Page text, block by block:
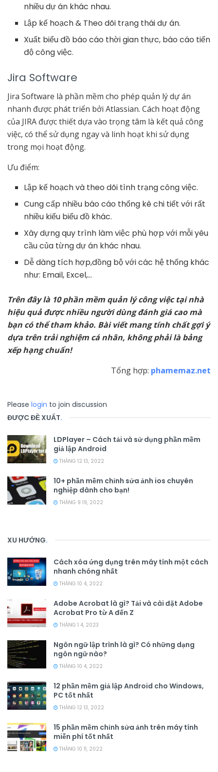
nhiều dự án khác nhau.
Lập kế hoạch & Theo dõi trạng thái dự án.
Xuất biểu đồ báo cáo thời gian thực, báo cáo tiến
độ công việc.
Jira Software
Jira Software là phần mềm cho phép quản lý dự án
nhanh được phát triển bởi Atlassian. Cách hoạt động
của JIRA được thiết dựa vào trọng tâm là kết quả công
việc, có thể sử dụng ngay và linh hoạt khi sử dụng
trong mọi hoạt động.
Ưu điểm:
Lập kế hoạch và theo dõi tình trạng công việc.
Cung cấp nhiều báo cáo thống kê chi tiết với rất
nhiều kiểu biểu đồ khác.
Xây dựng quy trình làm việc phù hợp với mỗi yêu
cầu của từng dự án khác nhau.
Dễ dàng tích hợp,đồng bộ với các hệ thống khác
như: Email, Excel,…
Trên đây là 10 phần mềm quản lý công việc tại nhà
hiệu quả được nhiều người dùng đánh giá cao mà
bạn có thể tham khảo. Bài viết mang tính chất gợi ý
dựa trên trải nghiệm cá nhân, không phải là bảng
xếp hạng chuẩn!
Tổng hợp: phamemaz.net
Please login to join discussion
ĐƯỢC ĐỀ XUẤT.
LDPlayer – Cách tải và sử dụng phần mềm
giả lập Android
THÁNG 12 13, 2022
10+ phần mềm chỉnh sửa ảnh ios chuyên
nghiệp dành cho bạn!
THÁNG 9 19, 2022
XU HƯỚNG.
Cách xóa ứng dụng trên máy tính một cách
nhanh chóng nhất
THÁNG 10 4, 2022
Adobe Acrobat là gì? Tải và cài đặt Adobe
Acrobat Pro từ A đến Z
THÁNG 1 4, 2023
Ngôn ngữ lập trình là gì? Có những dạng
ngôn ngữ nào?
THÁNG 10 4, 2022
12 phần mềm giả lập Android cho Windows,
PC tốt nhất
THÁNG 12 13, 2022
15 phần mềm chỉnh sửa ảnh trên máy tính
miễn phí tốt nhất
THÁNG 10 11, 2022